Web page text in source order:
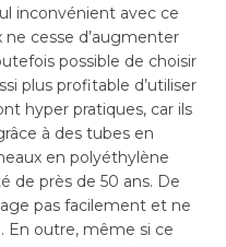
inconvénient avec ce
cesse d’augmenter
possible de choisir
plus profitable d’utiliser
hyper pratiques, car ils
à des tubes en
en polyéthylène
de près de 50 ans. De
pas facilement et ne
En outre, même si ce